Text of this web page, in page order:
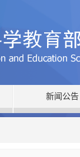
新闻公告